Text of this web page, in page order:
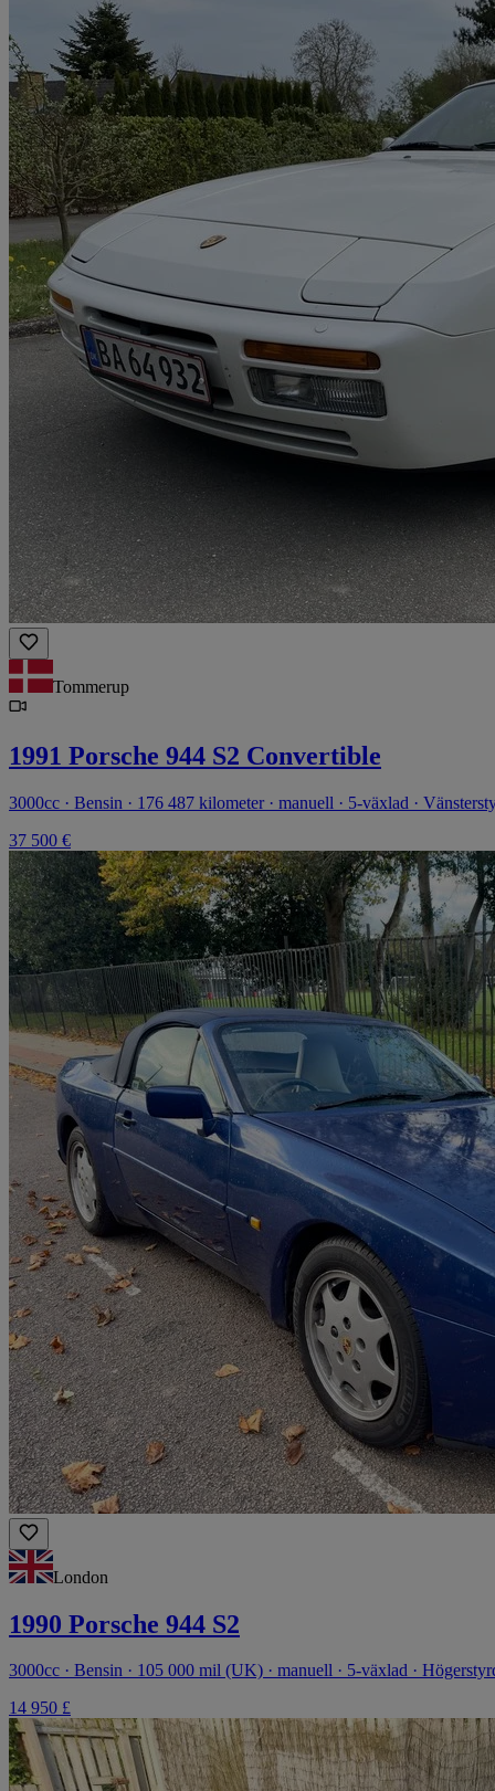
Tommerup
1991 Porsche 944 S2 Convertible
3000cc · Bensin · 176 487 kilometer · manuell · 5-växlad ·
37 500 €
London
1990 Porsche 944 S2
3000cc · Bensin · 105 000 mil (UK) · manuell · 5-växlad ·
14 950 £